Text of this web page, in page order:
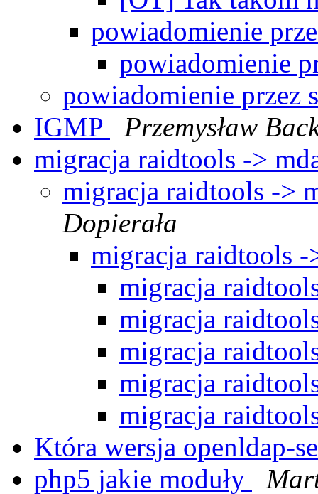
powiadomienie
powiadomienie
powiadomienie przez
IGMP
Przemysław
migracja raidtools ->
migracja raidtools ->
Dopierała
migracja raidtools
migracja
migracja
migracja
migracja
migracja
Która wersja openldap-
php5 jakie moduły